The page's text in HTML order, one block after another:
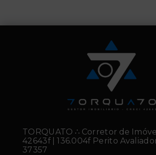
TORQUATO ∴ Corretor de
42643f | 136.004f Perito
37357